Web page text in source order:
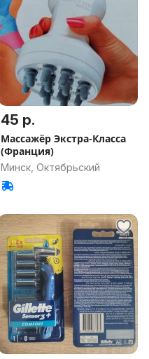
45 р.
Массажёр Экстра-Класса
(Франция)
Минск, Октябрьский